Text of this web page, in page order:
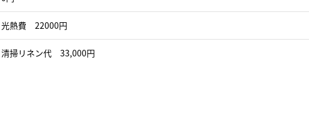
光熱費 22000円
清掃リネン代 33,000円